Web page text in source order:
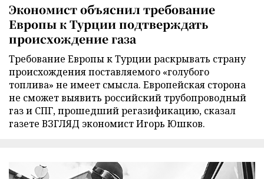
Экономист объяснил требование
Европы к Турции подтверждать
происхождение газа
Требование Европы к Турции раскрывать страну
происхождения поставляемого «голубого
топлива» не имеет смысла. Европейская сторона
не сможет выявить российский трубопроводный
газ и СПГ, прошедший регазификацию, сказал
газете ВЗГЛЯД экономист Игорь Юшков.